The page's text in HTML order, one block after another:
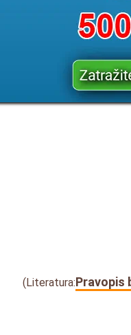
(Literatura:Pravopis